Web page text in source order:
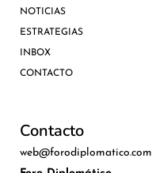
NOTICIAS
ESTRATEGIAS
INBOX
CONTACTO
Contacto
web@forodiplomatico.com